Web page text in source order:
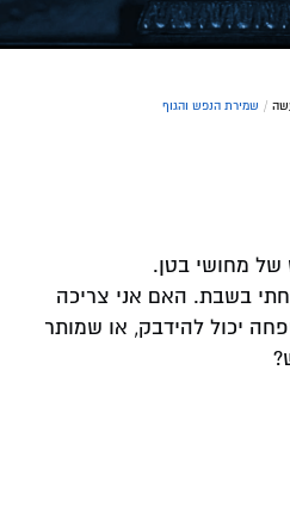
/ שמירת הנפש והגוף
של מחושי בטן.
בשבת. האם אני צריכה
יכול להידבק, או שמותר